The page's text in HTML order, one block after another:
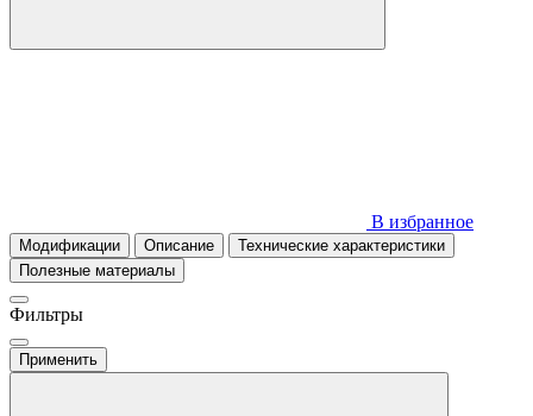
В избранное
Модификации Описание
Технические характеристики
Полезные материалы
Фильтры
Применить